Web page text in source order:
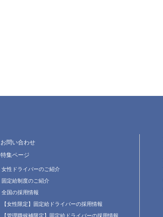
お問い合わせ
特集ページ
女性ドライバーのご紹介
固定給制度のご紹介
全国の採用情報
【女性限定】固定給ドライバーの採用情報
【管理職候補限定】固定給ドライバーの採用情報